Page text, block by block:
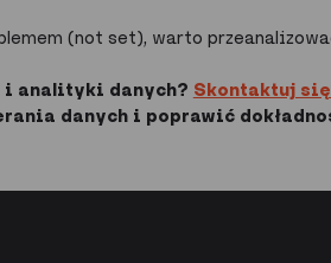
(not set), warto
i analityki danych? Skontaktuj
danych i poprawić